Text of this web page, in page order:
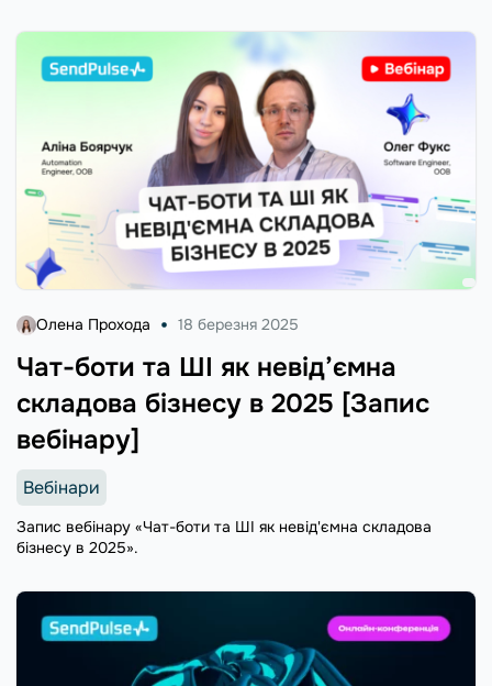
Чат-боти та ШІ як невід’ємна
складова бізнесу в 2025 [Запис
вебінару]
Олена Прохода 18 березня 2025
Вебінари
Запис вебінару «Чат-боти та ШІ як невід'ємна складова
бізнесу в 2025».